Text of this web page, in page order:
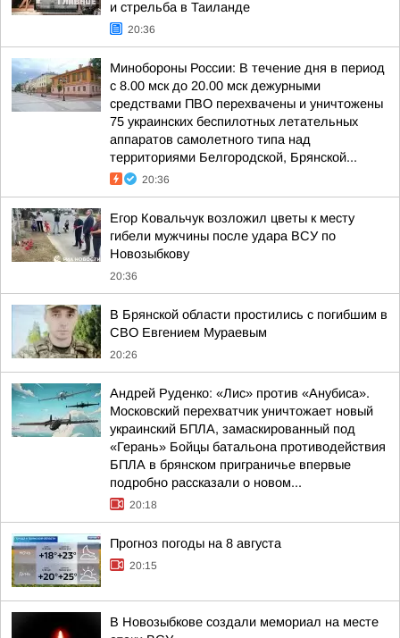
и стрельба в Таиланде
20:36
Минобороны России: В течение дня в период
с 8.00 мск до 20.00 мск дежурными
средствами ПВО перехвачены и уничтожены
75 украинских беспилотных летательных
аппаратов самолетного типа над
территориями Белгородской, Брянской...
20:36
Егор Ковальчук возложил цветы к месту
гибели мужчины после удара ВСУ по
Новозыбкову
20:36
В Брянской области простились с погибшим в
СВО Евгением Мураевым
20:26
Андрей Руденко: «Лис» против «Анубиса».
Московский перехватчик уничтожает новый
украинский БПЛА, замаскированный под
«Герань» Бойцы батальона противодействия
БПЛА в брянском приграничье впервые
подробно рассказали о новом...
20:18
Прогноз погоды на 8 августа
20:15
В Новозыбкове создали мемориал на месте